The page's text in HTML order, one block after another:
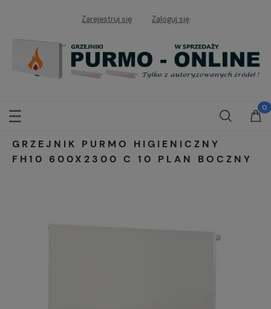
Zarejestruj się Zaloguj się
GRZEJNIK PURMO HIGIENICZNY
FH10 600X2300 C 10 PLAN BOCZNY